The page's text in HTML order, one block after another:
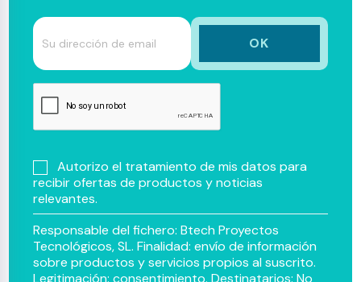
Autorizo el tratamiento de mis datos para
recibir ofertas de productos y noticias
relevantes.
Responsable del fichero: Btech Proyectos
Tecnológicos, SL. Finalidad: envío de información
sobre productos y servicios propios al suscrito.